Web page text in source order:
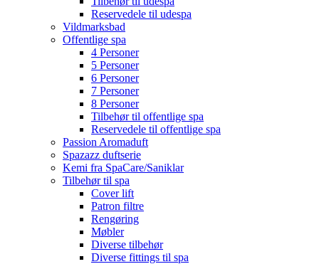
Reservedele til udespa
Vildmarksbad
Offentlige spa
4 Personer
5 Personer
6 Personer
7 Personer
8 Personer
Tilbehør til offentlige spa
Reservedele til offentlige spa
Passion Aromaduft
Spazazz duftserie
Kemi fra SpaCare/Saniklar
Tilbehør til spa
Cover lift
Patron filtre
Rengøring
Møbler
Diverse tilbehør
Diverse fittings til spa